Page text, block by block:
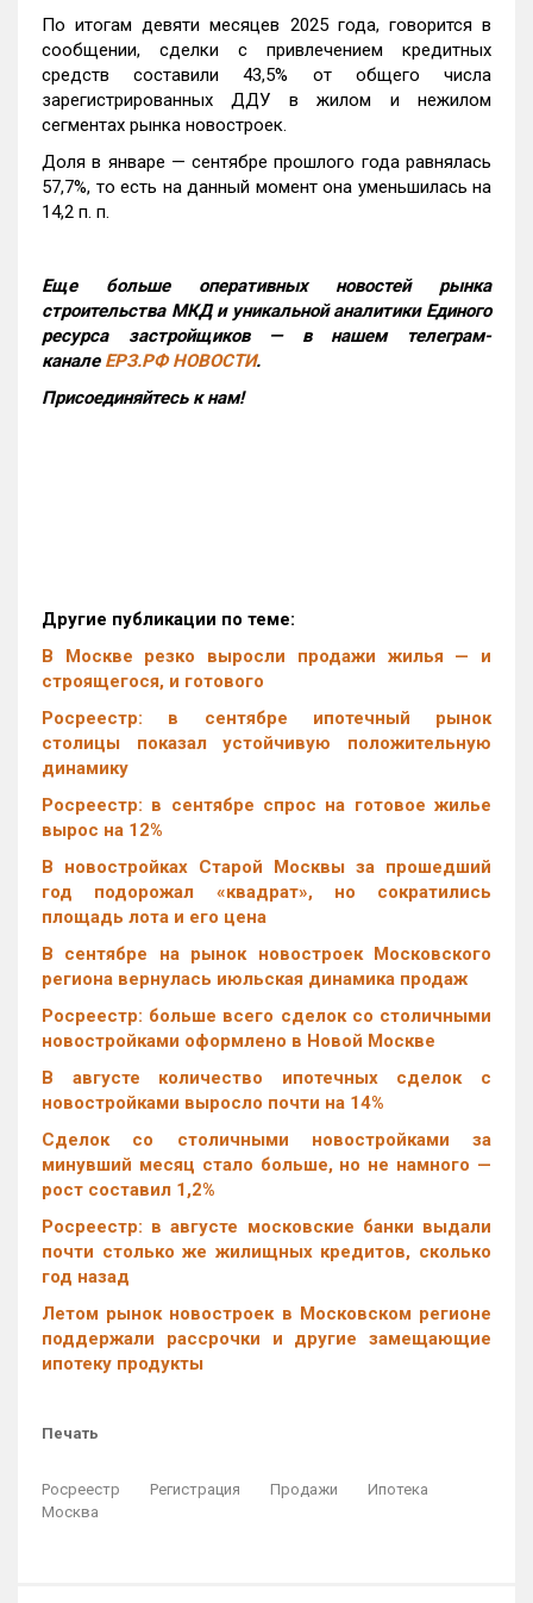
По итогам девяти месяцев 2025 года, говорится в
сообщении, сделки с привлечением кредитных
средств составили 43,5% от общего числа
зарегистрированных ДДУ в жилом и нежилом
сегментах рынка новостроек.
Доля в январе — сентябре прошлого года равнялась
57,7%, то есть на данный момент она уменьшилась на
14,2 п. п.
Еще больше оперативных новостей рынка
строительства МКД и уникальной аналитики Единого
ресурса застройщиков — в нашем телеграм-
канале ЕРЗ.РФ НОВОСТИ.
Присоединяйтесь к нам!
Другие публикации по теме:
В Москве резко выросли продажи жилья — и
строящегося, и готового
Росреестр: в сентябре ипотечный рынок
столицы показал устойчивую положительную
динамику
Росреестр: в сентябре спрос на готовое жилье
вырос на 12%
В новостройках Старой Москвы за прошедший
год подорожал «квадрат», но сократились
площадь лота и его цена
В сентябре на рынок новостроек Московского
региона вернулась июльская динамика продаж
Росреестр: больше всего сделок со столичными
новостройками оформлено в Новой Москве
В августе количество ипотечных сделок с
новостройками выросло почти на 14%
Cделок со столичными новостройками за
минувший месяц стало больше, но не намного —
рост составил 1,2%
Росреестр: в августе московские банки выдали
почти столько же жилищных кредитов, сколько
год назад
Летом рынок новостроек в Московском регионе
поддержали рассрочки и другие замещающие
ипотеку продукты
Печать
Росреестр Регистрация Продажи
Ипотека
Москва